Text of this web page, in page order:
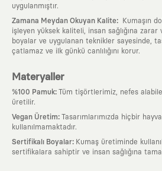
uygulanmıştır.
Zamana Meydan Okuyan Kalite:
Kumaşın
işleyen yüksek kaliteli, insan sağlığına zarar
boyalar ve uygulanan teknikler sayesinde,
çatlamaz ve ilk günkü canlılığını korur.
Materyaller
%100 Pamuk: Tüm tişörtlerimiz, nefes
üretilir.
Vegan Üretim: Tasarımlarımızda hiçbir
kullanılmamaktadır.
Sertifikalı Boyalar: Kumaş üretiminde
sertifikalara sahiptir ve insan sağlığına